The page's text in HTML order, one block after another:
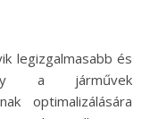
a járművek
optimalizálására